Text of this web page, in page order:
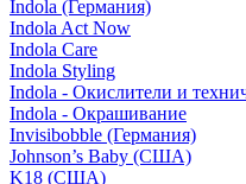
Indola (Германия)
Indola Act Now
Indola Care
Indola Styling
Indola - Окислители и
Indola - Окрашивание
Invisibobble (Германия)
Johnson’s Baby (США)
K18 (США)